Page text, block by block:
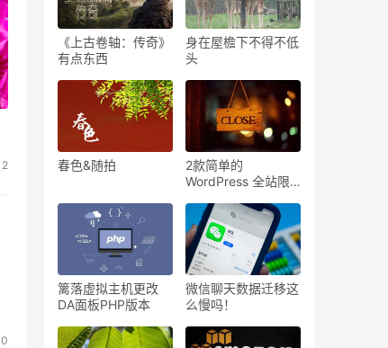
2
0
《上古卷轴：传奇》
有点东西
身在屋檐下不得不低
头
春色&随拍
2款简单的
WordPress 全站限
篱落虚拟主机更改
DA面板PHP版本
微信聊天数据迁移这
么慢吗！